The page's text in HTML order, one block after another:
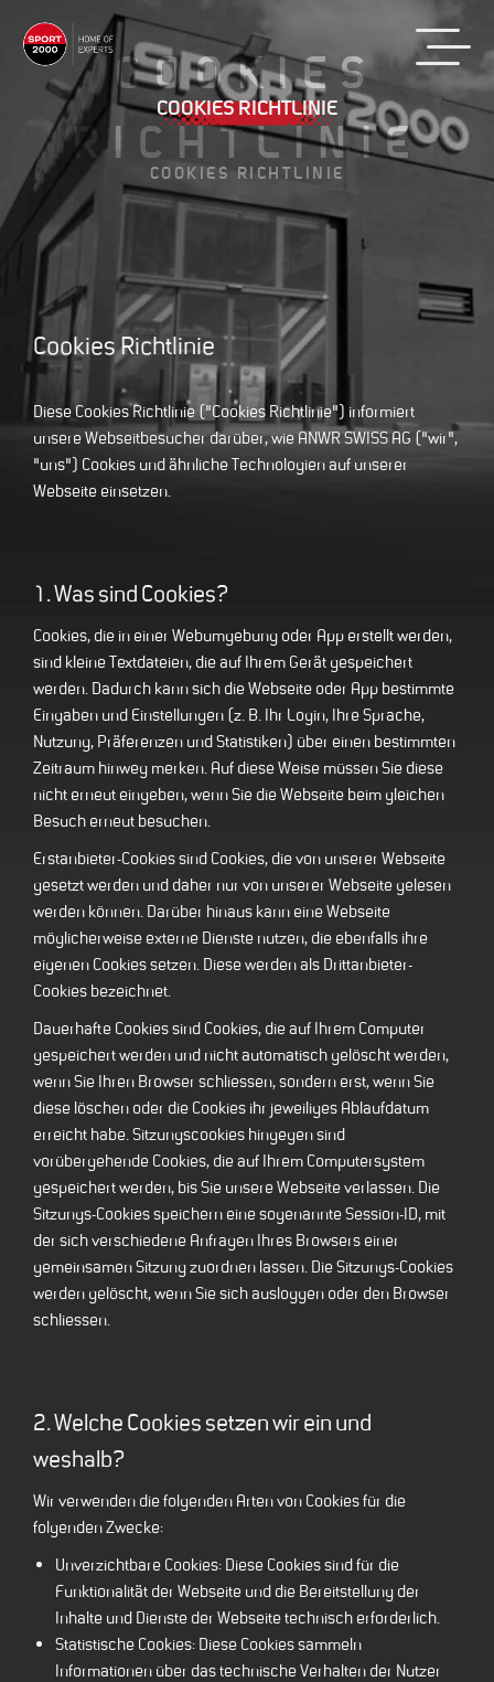
COOKIES
RICHTLINIE
COOKIES RICHTLINIE
COOKIES RICHTLINIE
Cookies Richtlinie
Diese Cookies Richtlinie ("Cookies Richtlinie") informiert
unsere Webseitbesucher darüber, wie ANWR SWISS AG ("wir",
"uns") Cookies und ähnliche Technologien auf unserer
Webseite einsetzen.
1. Was sind Cookies?
Cookies, die in einer Webumgebung oder App erstellt werden,
sind kleine Textdateien, die auf Ihrem Gerät gespeichert
werden. Dadurch kann sich die Webseite oder App bestimmte
Eingaben und Einstellungen (z. B. Ihr Login, Ihre Sprache,
Nutzung, Präferenzen und Statistiken) über einen bestimmten
Zeitraum hinweg merken. Auf diese Weise müssen Sie diese
nicht erneut eingeben, wenn Sie die Webseite beim gleichen
Besuch erneut besuchen.
Erstanbieter-Cookies sind Cookies, die von unserer Webseite
gesetzt werden und daher nur von unserer Webseite gelesen
werden können. Darüber hinaus kann eine Webseite
möglicherweise externe Dienste nutzen, die ebenfalls ihre
eigenen Cookies setzen. Diese werden als Drittanbieter-
Cookies bezeichnet.
Dauerhafte Cookies sind Cookies, die auf Ihrem Computer
gespeichert werden und nicht automatisch gelöscht werden,
wenn Sie Ihren Browser schliessen, sondern erst, wenn Sie
diese löschen oder die Cookies ihr jeweiliges Ablaufdatum
erreicht habe. Sitzungscookies hingegen sind
vorübergehende Cookies, die auf Ihrem Computersystem
gespeichert werden, bis Sie unsere Webseite verlassen. Die
Sitzungs-Cookies speichern eine sogenannte Session-ID, mit
der sich verschiedene Anfragen Ihres Browsers einer
gemeinsamen Sitzung zuordnen lassen. Die Sitzungs-Cookies
werden gelöscht, wenn Sie sich ausloggen oder den Browser
schliessen.
2. Welche Cookies setzen wir ein und
weshalb?
Wir verwenden die folgenden Arten von Cookies für die
folgenden Zwecke:
Unverzichtbare Cookies: Diese Cookies sind für die
Funktionalität der Webseite und die Bereitstellung der
Inhalte und Dienste der Webseite technisch erforderlich.
Statistische Cookies: Diese Cookies sammeln
Informationen über das technische Verhalten der Nutzer